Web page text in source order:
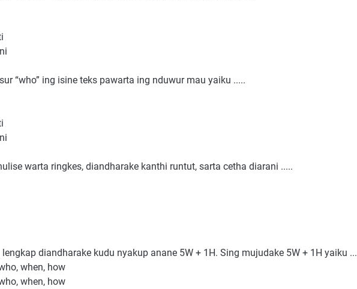
“who” ing isine teks pawarta ing nduwur mau yaiku .....
warta ringkes, diandharake kanthi runtut, sarta cetha diarani .....
diandharake kudu nyakup anane 5W + 1H. Sing mujudake 5W + 1H yaiku ...
when, how
when, how